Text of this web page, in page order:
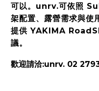
可以。unrv.可依照
架配置、露營需求與使
提供 YAKIMA
議。
歡迎請洽:unrv. 02